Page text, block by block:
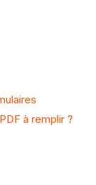
à remplir ?